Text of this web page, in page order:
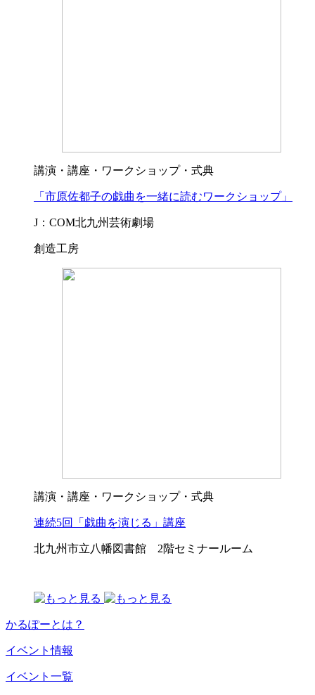
講演・講座・ワークショップ・式典
「市原佐都子の戯曲を一緒に読むワークショップ」
J：COM北九州芸術劇場
創造工房
講演・講座・ワークショップ・式典
連続5回「戯曲を演じる」講座
北九州市立八幡図書館 2階セミナールーム
かるぽーとは？
イベント情報
イベント一覧